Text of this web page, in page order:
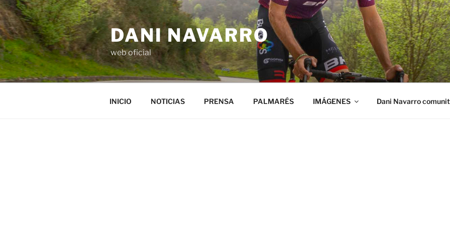
Saltar
al
contenido
DANI NAVARRO
web oficial
INICIO NOTICIAS PRENSA PALMARÉS IMÁGENES Dani Navarro